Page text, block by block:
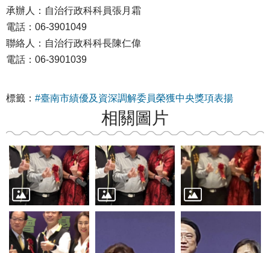
承辦人：自治行政科科員張月霜
電話：06-3901049
聯絡人：自治行政科科長陳仁偉
電話：06-3901039
標籤： #臺南市績優及資深調解委員榮獲中央獎項表揚
相關圖片